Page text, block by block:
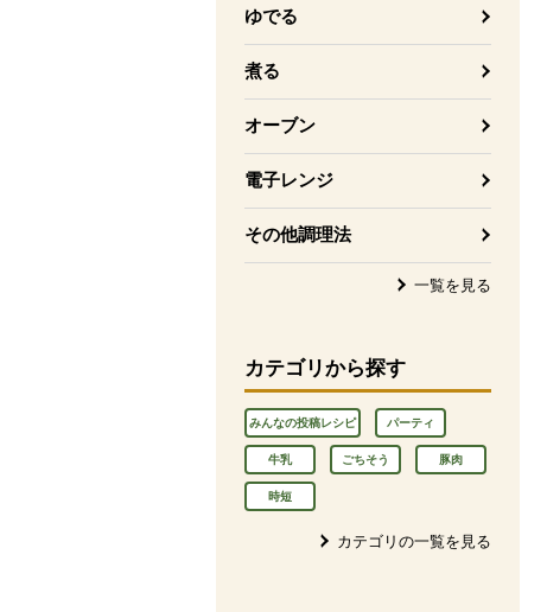
ゆでる
煮る
オーブン
電子レンジ
その他調理法
一覧を見る
カテゴリから探す
みんなの投稿レシピ パーティ
牛乳 ごちそう 豚肉
時短
カテゴリの一覧を見る